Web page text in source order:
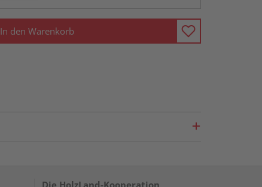
In den Warenkorb
Die HolzLand-Kooperation